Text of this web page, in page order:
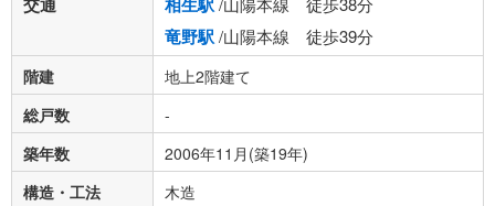
竜野駅/山陽本線 徒歩39分
階建
地上2階建て
総戸数
-
築年数
2006年11月(築19年)
構造・工法
木造